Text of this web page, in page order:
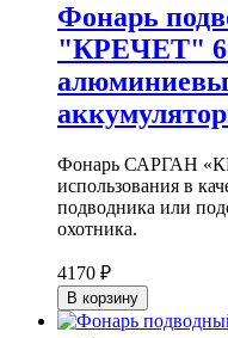
Фонарь
"КРЕЧЕТ"
Фонарь САРГАН
использования в
подводника или
охотника.
4170 ₽
В корзину